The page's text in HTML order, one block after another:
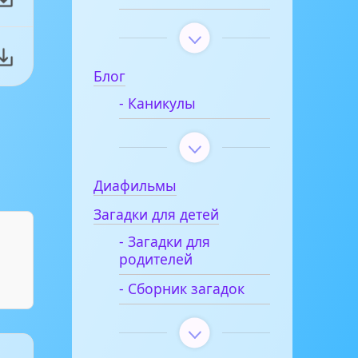
Блог
- Каникулы
Диафильмы
Загадки для детей
- Загадки для
родителей
- Сборник загадок